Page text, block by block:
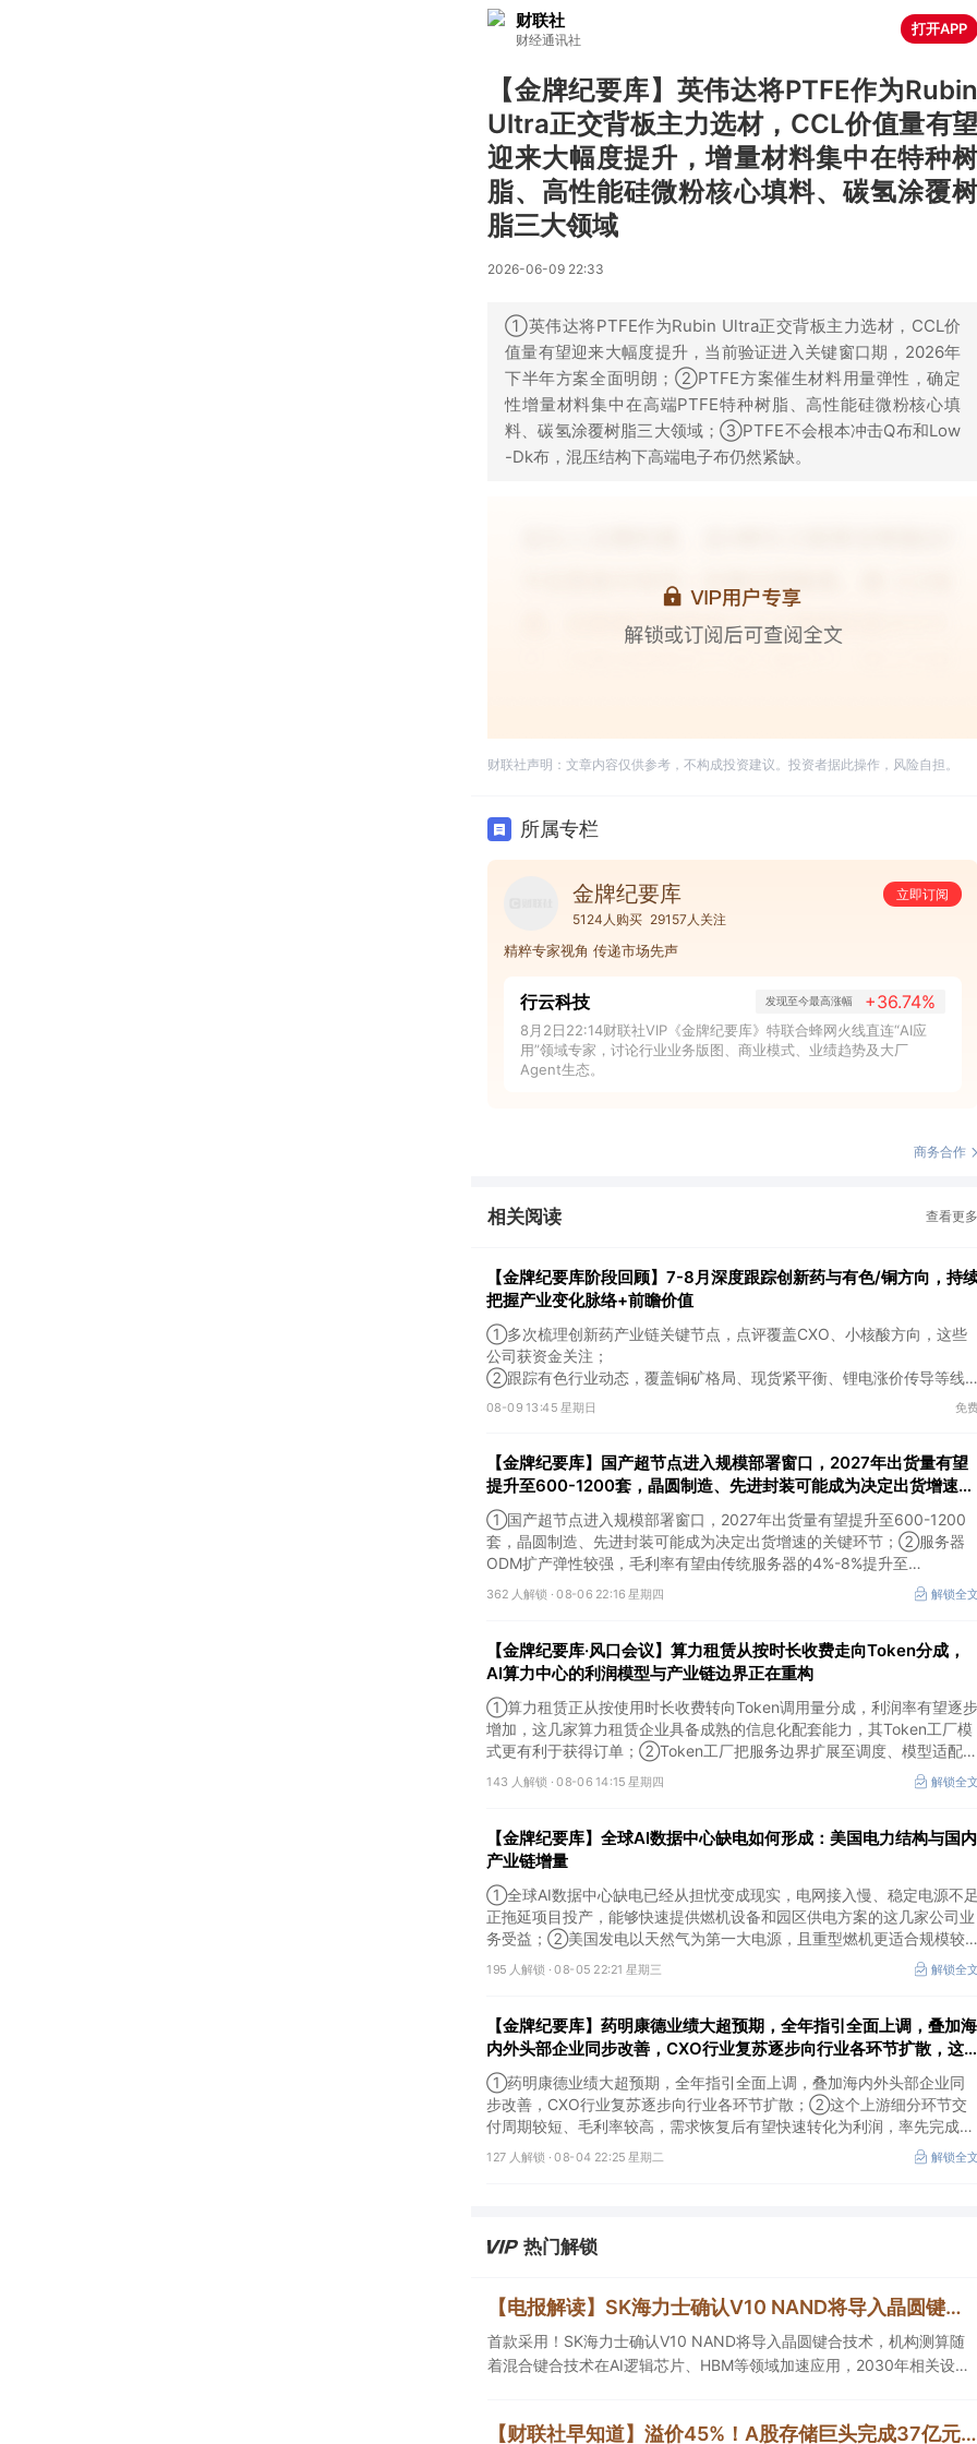
财联社
财经通讯社
打开APP
【金牌纪要库】英伟达将PTFE作为Rubin
Ultra正交背板主力选材，CCL价值量有望
迎来大幅度提升，增量材料集中在特种树
脂、高性能硅微粉核心填料、碳氢涂覆树
脂三大领域
2026-06-09 22:33
①英伟达将PTFE作为Rubin Ultra正交背板主力选材，CCL价
值量有望迎来大幅度提升，当前验证进入关键窗口期，2026年
下半年方案全面明朗；②PTFE方案催生材料用量弹性，确定
性增量材料集中在高端PTFE特种树脂、高性能硅微粉核心填
料、碳氢涂覆树脂三大领域；③PTFE不会根本冲击Q布和Low
-Dk布，混压结构下高端电子布仍然紧缺。
财联社声明：文章内容仅供参考，不构成投资建议。投资者据此操作，风险自担。
所属专栏
金牌纪要库
立即订阅
5124人购买 29157人关注
精粹专家视角 传递市场先声
行云科技 发现至今最高涨幅 +36.74%
8月2日22:14财联社VIP《金牌纪要库》特联合蜂网火线直连“AI应
用”领域专家，讨论行业业务版图、商业模式、业绩趋势及大厂
Agent生态。
商务合作
相关阅读 查看更多
【金牌纪要库阶段回顾】7-8月深度跟踪创新药与有色/铜方向，持
把握产业变化脉络+前瞻价值
①多次梳理创新药产业链关键节点，点评覆盖CXO、小核酸方向，这些
公司获资金关注；
②跟踪有色行业动态，覆盖铜矿格局、现货紧平衡、锂电涨价传导等线
索，Ta们股价持续走高。
08-09 13:45 星期日 免
【金牌纪要库】国产超节点进入规模部署窗口，2027年出货量有望
提升至600-1200套，晶圆制造、先进封装可能成为决定出货增速的
关键环节
①国产超节点进入规模部署窗口，2027年出货量有望提升至600-1200
套，晶圆制造、先进封装可能成为决定出货增速的关键环节；②服务器
ODM扩产弹性较强，毛利率有望由传统服务器的4%-8%提升至
10%-15%，这两家公司占据整机市场的核心份额；③国产交换芯片已经
由送样验证逐步进入小批量应用，中低速率产品替代有望加快，400G、
362 人解锁 ·08-06 22:16 星期四 解锁全文
【金牌纪要库·风口会议】算力租赁从按时长收费走向Token分成，
AI算力中心的利润模型与产业链边界正在重构
①算力租赁正从按使用时长收费转向Token调用量分成，利润率有望逐步
增加，这几家算力租赁企业具备成熟的信息化配套能力，其Token工厂模
式更有利于获得订单；②Token工厂把服务边界扩展至调度、模型适配、
计费和安全，这类具备网络安全配套和底层模型适配业务的企业也会受益
Token工厂建设；③高端训练卡仍受供给约束，AI应用持续推高推理需求
143 人解锁 ·08-06 14:15 星期四 解锁全文
【金牌纪要库】全球AI数据中心缺电如何形成：美国电力结构与国内
产业链增量
①全球AI数据中心缺电已经从担忧变成现实，电网接入慢、稳定电源不足
正拖延项目投产，能够快速提供燃机设备和园区供电方案的这几家公司业
务受益；②美国发电以天然气为第一大电源，且重型燃机更适合规模较
大、持续运行的数据中心园区，透平叶片为上游主要卡产能环节，这家国
内公司已与国外燃机巨头签署多年供货协议；③国家电网“十五五”投资规
几家企业为国内特高压设备头部企业。
195 人解锁 ·08-05 22:21 星期三 解锁全文
【金牌纪要库】药明康德业绩大超预期，全年指引全面上调，叠加海
内外头部企业同步改善，CXO行业复苏逐步向行业各环节扩散，这
个上游细分环节交付周期较短、毛利率较高，需求恢复后有望快速转
化为利润
①药明康德业绩大超预期，全年指引全面上调，叠加海内外头部企业同
步改善，CXO行业复苏逐步向行业各环节扩散；②这个上游细分环节交
付周期较短、毛利率较高，需求恢复后有望快速转化为利润，率先完成客
户认证并具备规模化生产能力的企业竞争优势更明显；③相较2019—
2021年周期，本轮更多来自存量管线向中后期推进、境外BD交易活跃、
127 人解锁 ·08-04 22:25 星期二 解锁全文
热门解锁
【电报解读】SK海力士确认V10 NAND将导入晶圆键合技术，机构测算随着混合键合技术在HBM等领域加速应用，2030年相关设备市场规模有望达到100亿元，这家公司正布局用于半导体存储器产品的测试设备
首款采用！SK海力士确认V10 NAND将导入晶圆键合技术，机构测算随
着混合键合技术在AI逻辑芯片、HBM等领域加速应用，2030年相关设备
【财联社早知道】溢价45%！A股存储巨头完成37亿元定增，机构称AI数据中心存储芯片供应短缺的情况仍在加剧；英伟达据悉拟向Lancium投资最高30亿美元，支持AI数据中心电力基础设施